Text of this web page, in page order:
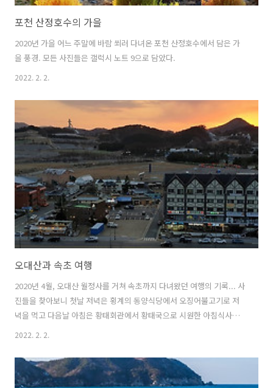
포천 산정호수의 가을
2020년 가을 어느 주말에 바람 쐬러 다녀온 포천 산정호수에서 담은 가
을 풍경. 모든 사진들은 갤럭시 노트 9으로 담았다.
2022. 2. 2.
오대산과 속초 여행
2020년 4월, 오대산 월정사를 거쳐 속초까지 다녀왔던 여행의 기록... 사
진들을 찾아보니 첫날 저녁은 횡계의 동양식당에서 오징어불고기로 저
녁을 먹고 다음날 아침은 황태회관에서 황태국으로 시원한 아침식사를
하고 오대산 월정사에서 가볍게 산책 후에 속초의 바닷가를 거닐었던 기
2022. 2. 2.